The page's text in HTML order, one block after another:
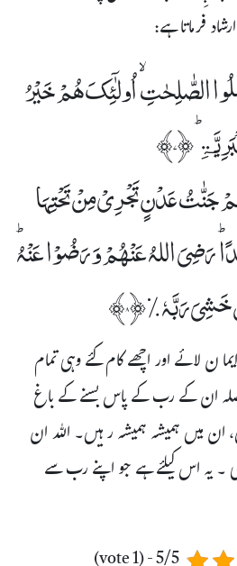
الصّٰلِحٰتِ ۙ اُولٰٓئِکَ ھُمْ خَیۡرُ
ؕ﴿۷﴾
عَدْنٍ تَجْرِیۡ مِنۡ تَحْتِہَا
رَضِیَ اللہُ عَنْھُمْ وَ رَضُوۡا عَنْہُ
رَبَّہٗ ٪﴿۸﴾
ن لائے اور اچھے کام کئے وہی تمام
ان کے رب کے پاس بسنے کے باغ
ان میں ہمیشہ ہمیشہ رہیں۔ اللہ ان
یہ اس کیلئے ہے جو اپنے رب سے